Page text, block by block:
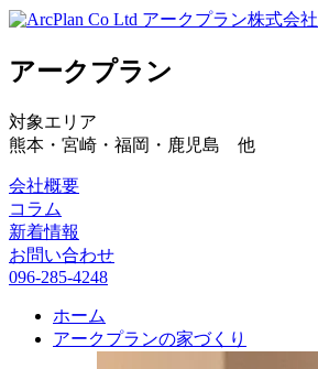
アークプラン株式会社
アークプラン
対象エリア
熊本・宮崎・福岡・鹿児島 他
会社概要
コラム
新着情報
お問い合わせ
096-285-4248
ホーム
アークプランの家づくり